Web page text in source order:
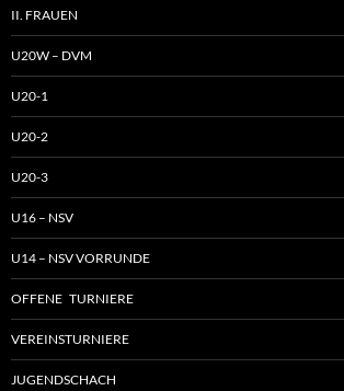
II. FRAUEN
U20W – DVM
U20-1
U20-2
U20-3
U16 – NSV
U14 – NSV VORRUNDE
OFFENE TURNIERE
VEREINSTURNIERE
JUGENDSCHACH